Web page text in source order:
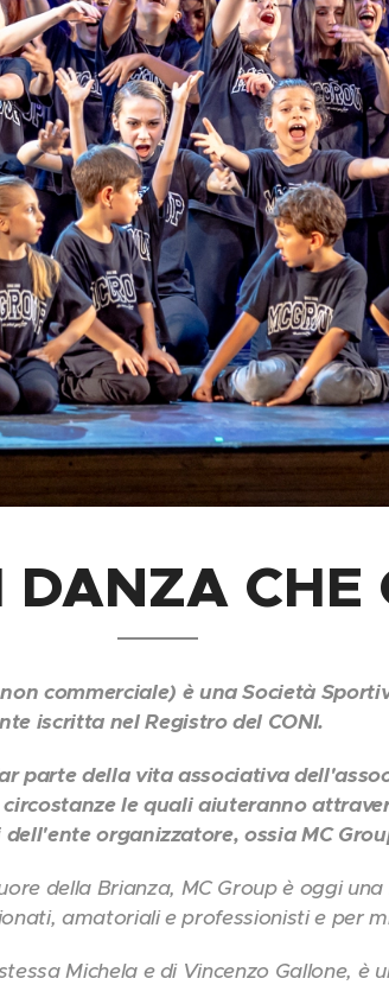
CHE
commerciale) è una Società
iscritta nel Registro del CONI.
parte della vita associativa
le quali aiuteranno
organizzatore, ossia MC
della Brianza, MC Group è oggi
amatoriali e professionisti e per
Michela e di Vincenzo Gallone, è